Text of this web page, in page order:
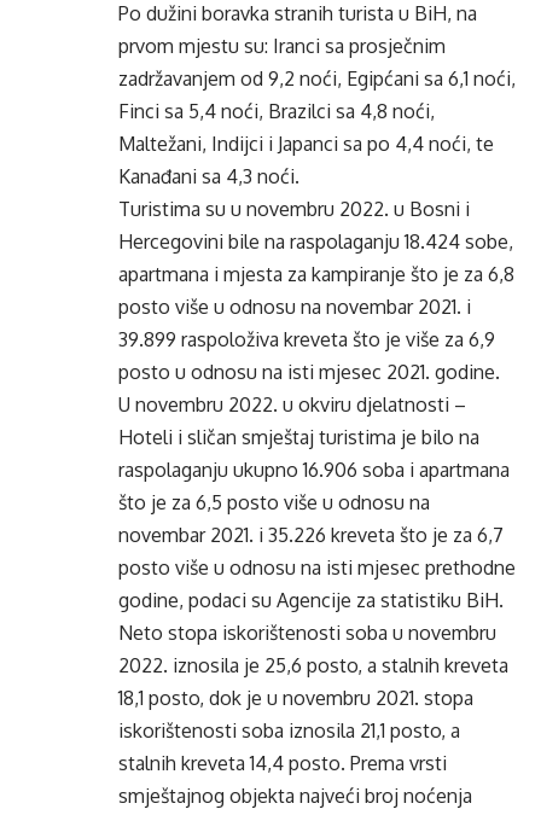
Po dužini boravka stranih turista u BiH, na
prvom mjestu su: Iranci sa prosječnim
zadržavanjem od 9,2 noći, Egipćani sa 6,1 noći,
Finci sa 5,4 noći, Brazilci sa 4,8 noći,
Maltežani, Indijci i Japanci sa po 4,4 noći, te
Kanađani sa 4,3 noći.
Turistima su u novembru 2022. u Bosni i
Hercegovini bile na raspolaganju 18.424 sobe,
apartmana i mjesta za kampiranje što je za 6,8
posto više u odnosu na novembar 2021. i
39.899 raspoloživa kreveta što je više za 6,9
posto u odnosu na isti mjesec 2021. godine.
U novembru 2022. u okviru djelatnosti –
Hoteli i sličan smještaj turistima je bilo na
raspolaganju ukupno 16.906 soba i apartmana
što je za 6,5 posto više u odnosu na
novembar 2021. i 35.226 kreveta što je za 6,7
posto više u odnosu na isti mjesec prethodne
godine, podaci su Agencije za statistiku BiH.
Neto stopa iskorištenosti soba u novembru
2022. iznosila je 25,6 posto, a stalnih kreveta
18,1 posto, dok je u novembru 2021. stopa
iskorištenosti soba iznosila 21,1 posto, a
stalnih kreveta 14,4 posto. Prema vrsti
smještajnog objekta najveći broj noćenja